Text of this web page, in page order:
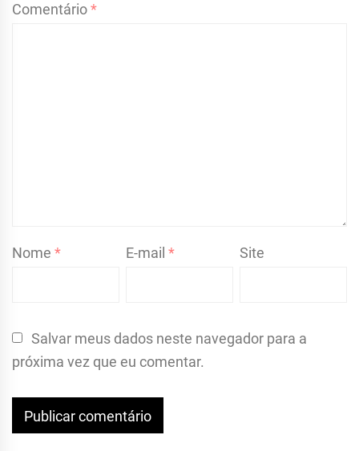
Comentário*
Nome * E-mail* Site
Salvar meus dados neste navegador para a
próxima vez que eu comentar.